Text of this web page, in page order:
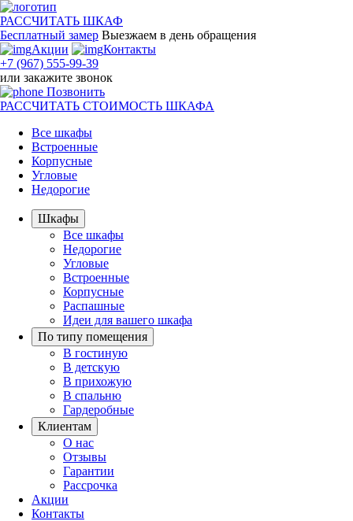
РАССЧИТАТЬ ШКАФ
Бесплатный замер Выезжаем в день обращения
Акции
Контакты
+7 (967) 555-99-39
или закажите звонок
Позвонить
РАССЧИТАТЬ СТОИМОСТЬ ШКАФА
Все шкафы
Встроенные
Корпусные
Угловые
Недорогие
Шкафы
Все шкафы
Недорогие
Угловые
Встроенные
Корпусные
Распашные
Идеи для вашего шкафа
По типу помещения
В гостиную
В детскую
В прихожую
В спальню
Гардеробные
Клиентам
О нас
Отзывы
Гарантии
Рассрочка
Акции
Контакты